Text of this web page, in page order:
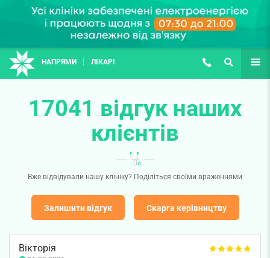
НАПРЯМИ ЛІКАРІ (067) 127-03-03
ПОШУК ЩЕ
17041 відгук наших
клієнтів
Вже відвідували нашу клініку? Поділіться своїми враженнями
Залишити відгук Скарга керівництву
Вікторія